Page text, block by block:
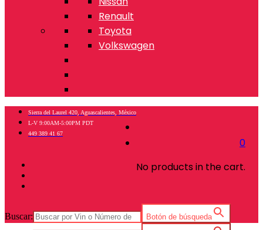
Renault
Toyota
Volkswagen
0
No products in the cart.
Sierra del Laurel 420, Aguascalientes, México
L-V 9:00AM-5:00PM PDT
449 389 41 67
Buscar: Botón de búsqueda